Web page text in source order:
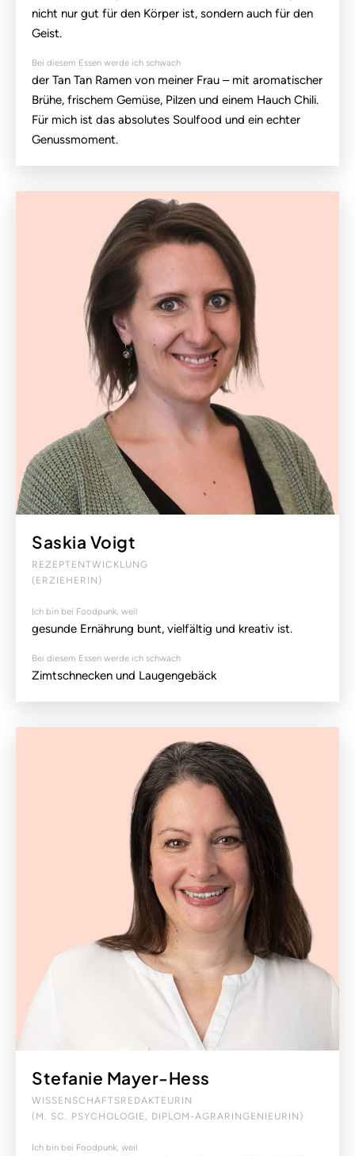
nicht nur gut für den Körper ist, sondern auch für den
Geist.
Bei diesem Essen werde ich schwach
der Tan Tan Ramen von meiner Frau – mit aromatischer
Brühe, frischem Gemüse, Pilzen und einem Hauch Chili.
Für mich ist das absolutes Soulfood und ein echter
Genussmoment.
Saskia Voigt
REZEPTENTWICKLUNG
(ERZIEHERIN)
Ich bin bei Foodpunk, weil
gesunde Ernährung bunt, vielfältig und kreativ ist.
Bei diesem Essen werde ich schwach
Zimtschnecken und Laugengebäck
Stefanie Mayer-Hess
WISSENSCHAFTSREDAKTEURIN
(M. SC. PSYCHOLOGIE, DIPLOM-AGRARINGENIEURIN)
Ich bin bei Foodpunk, weil